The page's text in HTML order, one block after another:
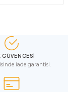
GÜVENCESİ
iade garantisi.